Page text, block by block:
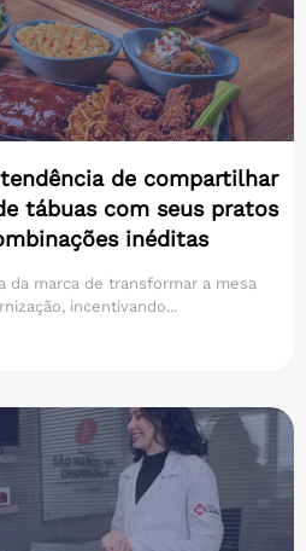
de compartilhar
tábuas com seus pratos
inéditas
da marca de transformar a mesa
incentivando...